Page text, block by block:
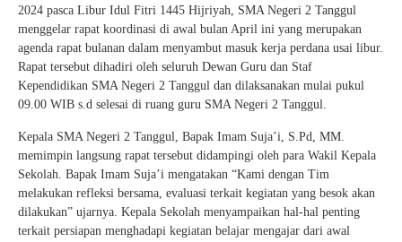
2024 pasca Libur Idul Fitri 1445 Hijriyah, SMA Negeri 2 Tanggul
menggelar rapat koordinasi di awal bulan April ini yang merupakan
agenda rapat bulanan dalam menyambut masuk kerja perdana usai libur.
Rapat tersebut dihadiri oleh seluruh Dewan Guru dan Staf
Kependidikan SMA Negeri 2 Tanggul dan dilaksanakan mulai pukul
09.00 WIB s.d selesai di ruang guru SMA Negeri 2 Tanggul.
Kepala SMA Negeri 2 Tanggul, Bapak Imam Suja’i, S.Pd, MM.
memimpin langsung rapat tersebut didampingi oleh para Wakil Kepala
Sekolah. Bapak Imam Suja’i mengatakan “Kami dengan Tim
melakukan refleksi bersama, evaluasi terkait kegiatan yang besok akan
dilakukan” ujarnya. Kepala Sekolah menyampaikan hal-hal penting
terkait persiapan menghadapi kegiatan belajar mengajar dari awal